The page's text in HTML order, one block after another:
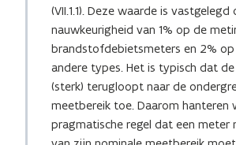
(VII.1.1). Deze waarde is vastgelegd
nauwkeurigheid van 1% op de
brandstofdebietsmeters en 2%
andere types. Het is typisch dat
(sterk) terugloopt naar de
meetbereik toe. Daarom hanteren
pragmatische regel dat een meter